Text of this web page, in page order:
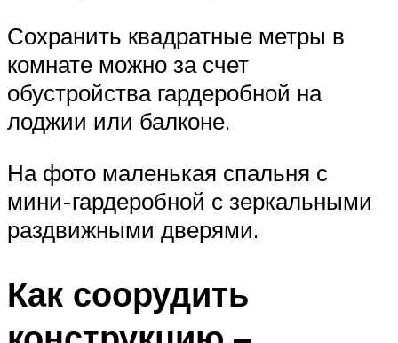
Сохранить квадратные метры в
комнате можно за счет
обустройства гардеробной на
лоджии или балконе.
На фото маленькая спальня с
мини-гардеробной с зеркальными
раздвижными дверями.
Как соорудить